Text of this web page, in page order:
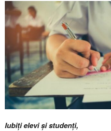
Iubiți elevi și studenți,